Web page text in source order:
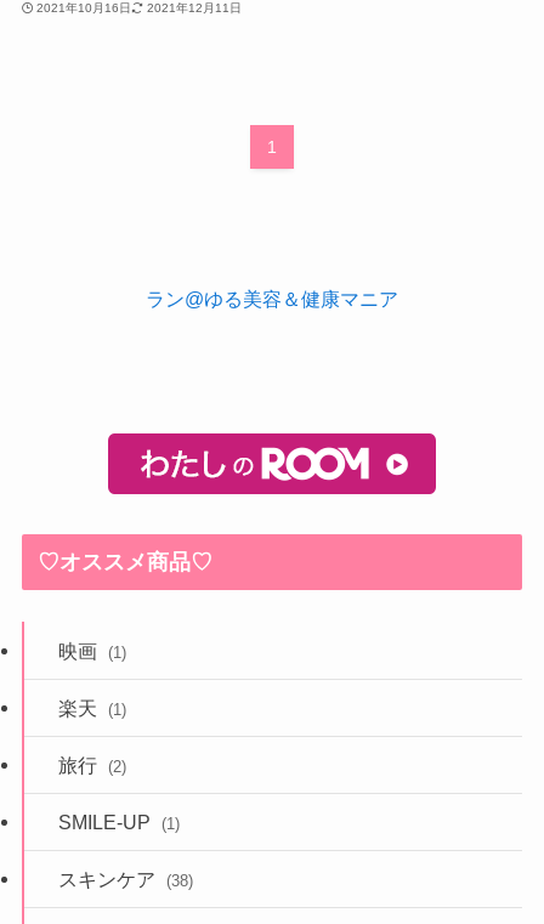
2021年10月16日 2021年12月11日
1
ラン@ゆる美容＆健康マニア
♡オススメ商品♡
映画 (1)
楽天 (1)
旅行 (2)
SMILE-UP (1)
スキンケア (38)